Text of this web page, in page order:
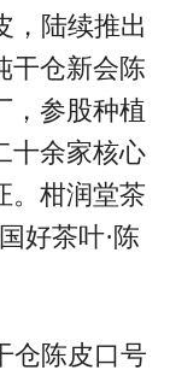
，陆续推出
干仓新会陈
，参股种植
十余家核心
。柑润堂茶
好茶叶·陈
仓陈皮口号